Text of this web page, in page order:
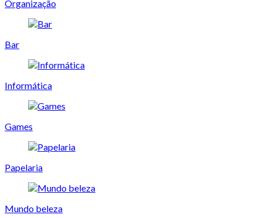
Organização
Bar
Informática
Games
Papelaria
Mundo beleza